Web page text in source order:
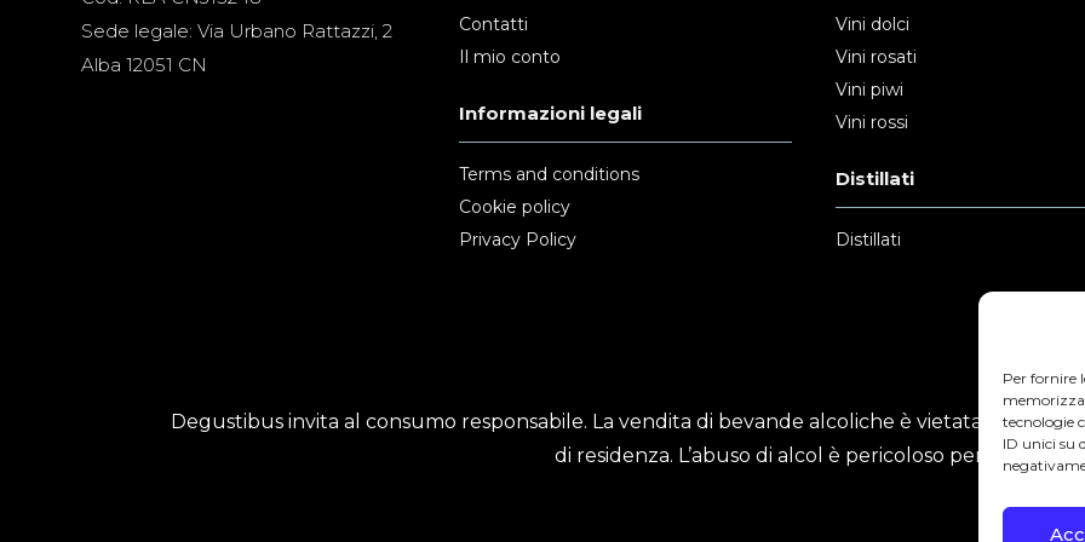
Per fornire
tecnologie
ID unici su
Sede legale: Via Urbano Rattazzi, 2
Alba 12051 CN
Contatti
Il mio conto
Informazioni legali
Terms and conditions
Cookie policy
Privacy Policy
Vini dolci
Vini rosati
Vini piwi
Vini rossi
Distillati
Distillati
Degustibus invita al consumo responsabile. La vendita di bevande alcoliche è vietata ai minori
di residenza. L’abuso di alcol è pericoloso per la salute.